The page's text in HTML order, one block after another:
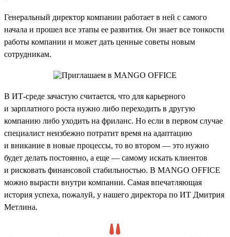
Генеральный директор компании работает в ней с самого
начала и прошел все этапы ее развития. Он знает все тонкости
работы компании и может дать ценные советы новым
сотрудникам.
В ИТ-среде зачастую считается, что для карьерного
и зарплатного роста нужно либо переходить в другую
компанию либо уходить на фриланс. Но если в первом случае
специалист неизбежно потратит время на адаптацию
и вникание в новые процессы, то во втором — это нужно
будет делать постоянно, а еще — самому искать клиентов
и рисковать финансовой стабильностью. В MANGO OFFICE
можно вырасти внутри компании. Самая впечатляющая
история успеха, пожалуй, у нашего директора по ИТ Дмитрия
Метлина.